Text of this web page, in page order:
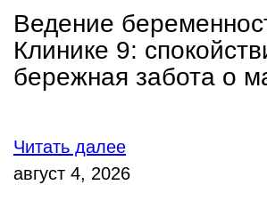
Ведение
Клинике 9:
бережная забота о
Читать далее
август 4, 2026